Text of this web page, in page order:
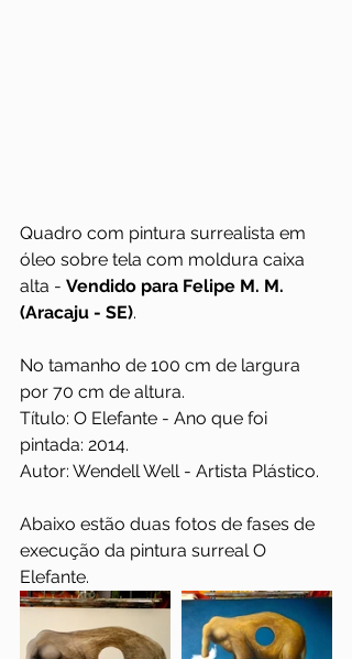
Quadro com pintura surrealista em
óleo sobre tela com moldura caixa
alta - Vendido para Felipe M. M.
(Aracaju - SE).
No tamanho de 100 cm de largura
por 70 cm de altura.
Título: O Elefante - Ano que foi
pintada: 2014.
Autor: Wendell Well - Artista Plástico.
Abaixo estão duas fotos de fases de
execução da pintura surreal O
Elefante.